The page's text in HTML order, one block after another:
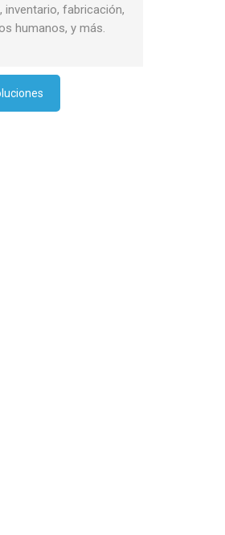
inventario, fabricación,
humanos, y más.